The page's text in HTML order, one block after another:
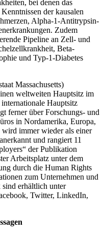
bei denen das
der kausalen
Alpha-1-Antitrypsin-
Zudem
Pipeline an Zell- und
Beta-
und Typ-1-Diabetes
Massachusetts)
weltweiten Hauptsitz im
Hauptsitz
ferner über Forschungs- und
in Nordamerika, Europa,
immer wieder als einer
und rangiert 11
der Publikation
Arbeitsplatz unter dem
durch die Human Rights
zum Unternehmen und
erhältlich unter
Twitter, LinkedIn,